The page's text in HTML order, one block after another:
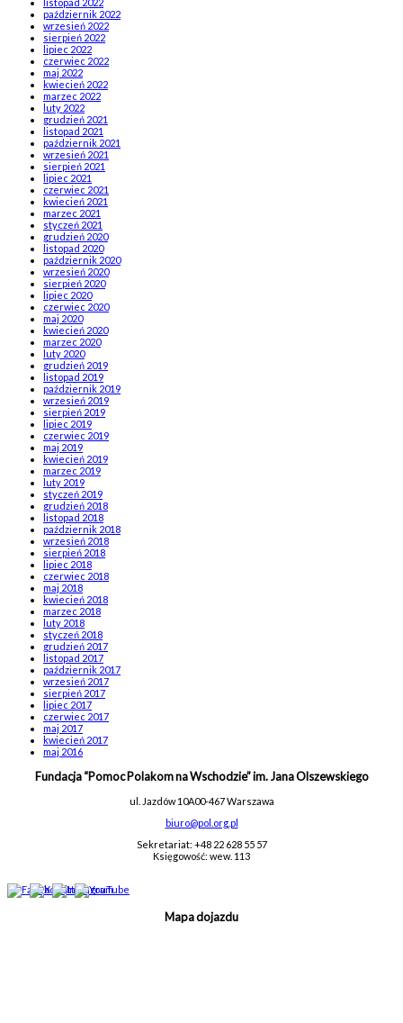
listopad 2022
październik 2022
wrzesień 2022
sierpień 2022
lipiec 2022
czerwiec 2022
maj 2022
kwiecień 2022
marzec 2022
luty 2022
grudzień 2021
listopad 2021
październik 2021
wrzesień 2021
sierpień 2021
lipiec 2021
czerwiec 2021
kwiecień 2021
marzec 2021
styczeń 2021
grudzień 2020
listopad 2020
październik 2020
wrzesień 2020
sierpień 2020
lipiec 2020
czerwiec 2020
maj 2020
kwiecień 2020
marzec 2020
luty 2020
grudzień 2019
listopad 2019
październik 2019
wrzesień 2019
sierpień 2019
lipiec 2019
czerwiec 2019
maj 2019
kwiecień 2019
marzec 2019
luty 2019
styczeń 2019
grudzień 2018
listopad 2018
październik 2018
wrzesień 2018
sierpień 2018
lipiec 2018
czerwiec 2018
maj 2018
kwiecień 2018
marzec 2018
luty 2018
styczeń 2018
grudzień 2017
listopad 2017
październik 2017
wrzesień 2017
sierpień 2017
lipiec 2017
czerwiec 2017
maj 2017
kwiecień 2017
maj 2016
Fundacja “Pomoc Polakom na Wschodzie” im. Jana Olszewskiego
ul. Jazdów 10A00-467 Warszawa
biuro@pol.org.pl
Sekretariat: +48 22 628 55 57
Księgowość: wew. 113
Mapa dojazdu